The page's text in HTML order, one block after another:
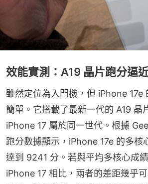
效能實測：A19 晶片跑分逼
雖然定位為入門機，但 iPhone 17e
簡單。它搭載了最新一代的 A19 晶
iPhone 17 屬於同一世代。根據
跑分數據顯示，iPhone 17e 的多核
達到 9241 分。若與平均多核心成
iPhone 17 相比，兩者的差距幾乎